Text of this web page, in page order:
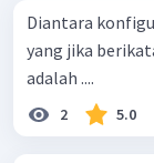
Diantara
yang jika
adalah ....
2 5.0